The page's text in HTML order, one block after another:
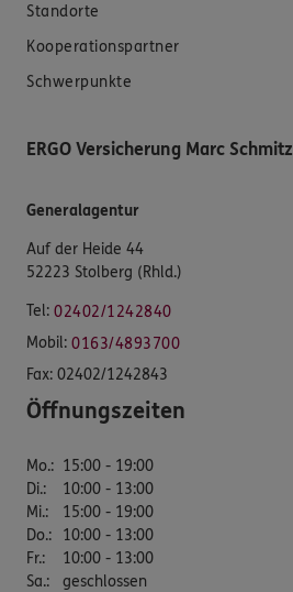
Standorte
Kooperationspartner
Schwerpunkte
ERGO Versicherung Marc Schmitz
Generalagentur
Auf der Heide 44
52223 Stolberg (Rhld.)
Tel: 02402/1242840
Mobil: 0163/4893700
Fax: 02402/1242843
Öffnungszeiten
Mo.: 15:00 - 19:00
Di.:
10:00 - 13:00
Mi.:
15:00 - 19:00
Do.:
10:00 - 13:00
Fr.:
10:00 - 13:00
Sa.: geschlossen